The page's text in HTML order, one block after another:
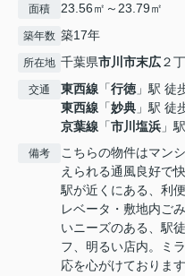
面積 23.56㎡～23.79㎡
築年数 築17年
所在地 千葉県市川市末広２
交通 東西線 「行徳」駅 徒
東西線 「妙典 」駅 徒
京葉線 「市川塩浜 」
備考
こちらの物件はマン
えられる通風良好で
駅が近くにある、利
レベータ・敷地内ご
いニーズのある、駅
フ、明るい店内。ミ
応を心がけておりま